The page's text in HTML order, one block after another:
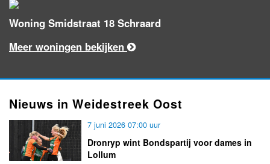
Woning Smidstraat 18 Schraard
Meer woningen bekijken
Nieuws in Weidestreek Oost
7 juni 2026 07:00 uur
Dronryp wint Bondspartij voor dames in
Lollum